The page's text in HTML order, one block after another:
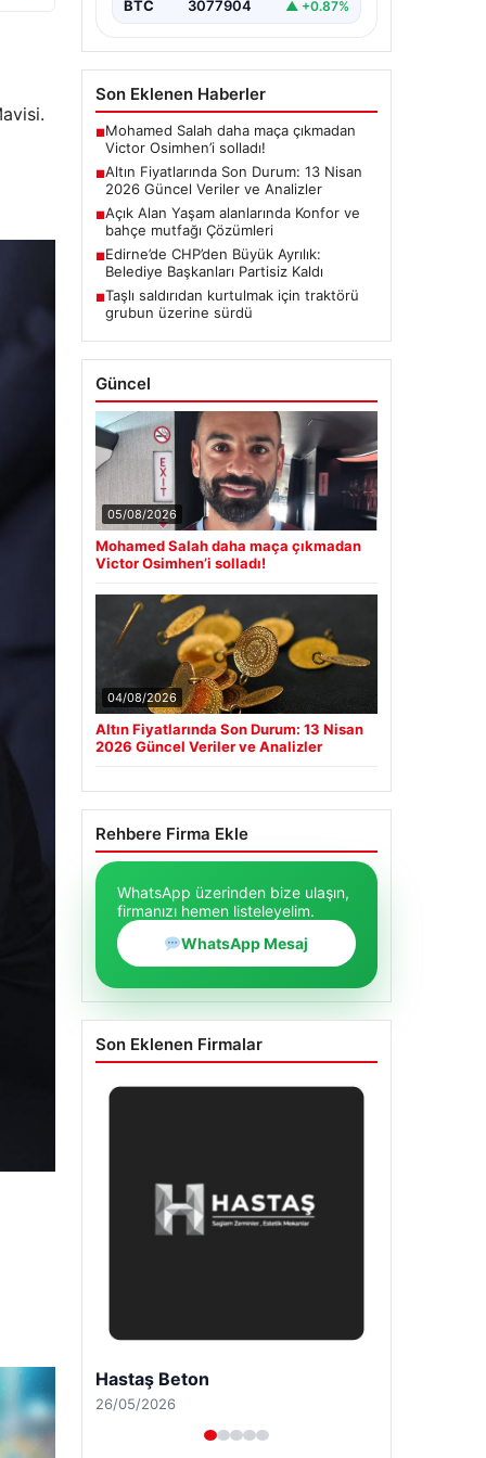
BTC 3077904 ▲ +0.87%
Son Eklenen Haberler
■Mohamed Salah daha maça çıkmadan
Victor Osimhen’i solladı!
■Altın Fiyatlarında Son Durum: 13 Nisan
2026 Güncel Veriler ve Analizler
■Açık Alan Yaşam alanlarında Konfor ve
bahçe mutfağı Çözümleri
■Edirne’de CHP’den Büyük Ayrılık:
Belediye Başkanları Partisiz Kaldı
■Taşlı saldırıdan kurtulmak için traktörü
grubun üzerine sürdü
Güncel
05/08/2026
Mohamed Salah daha maça çıkmadan
Victor Osimhen’i solladı!
04/08/2026
Altın Fiyatlarında Son Durum: 13 Nisan
2026 Güncel Veriler ve Analizler
Rehbere Firma Ekle
WhatsApp üzerinden bize ulaşın,
firmanızı hemen listeleyelim.
WhatsApp Mesaj
Son Eklenen Firmalar
Enes Kaplan Avukatlık Bürosu
28/04/2026